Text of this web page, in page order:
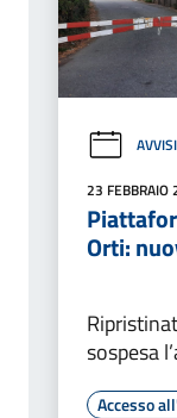
AVVISI
23 FEBBRAIO
Orti:
sospesa
Accesso